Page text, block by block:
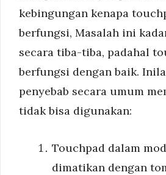
kebingungan kenapa
berfungsi, Masalah ini
secara tiba-tiba, padahal
berfungsi dengan baik.
penyebab secara umum
tidak bisa digunakan:
Touchpad dalam
dimatikan dengan